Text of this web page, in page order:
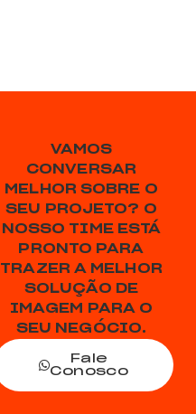
VAMOS
CONVERSAR
MELHOR SOBRE O
SEU PROJETO? O
NOSSO TIME ESTÁ
PRONTO PARA
TRAZER A MELHOR
SOLUÇÃO DE
IMAGEM PARA O
SEU NEGÓCIO.
Fale
Conosco